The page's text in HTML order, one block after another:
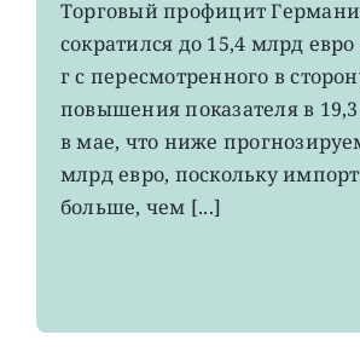
вырос
4-
Торговый профицит
сократился до 15,4 млрд
г с пересмотренного в
повышения показателя в
в мае, что ниже
млрд евро, поскольку
больше, чем [...]